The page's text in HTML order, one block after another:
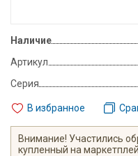
Наличие
Артикул
Серия
В избранное
Внимание! Участились
купленный на